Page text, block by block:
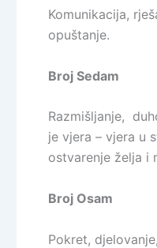
Komunikacija,
opuštanje.
Broj Sedam
Razmišljanje,
je vjera – vjera u
ostvarenje želja i
Broj Osam
Pokret,